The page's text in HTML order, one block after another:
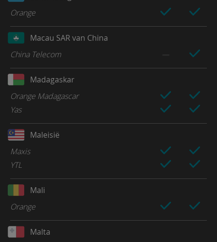
Orange
Macau SAR van China
China Telecom
Madagaskar
Orange Madagascar
Yas
Maleisië
Maxis
YTL
Mali
Orange
Malta